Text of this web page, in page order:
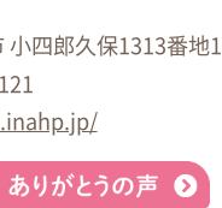
小四郎久保1313番地1